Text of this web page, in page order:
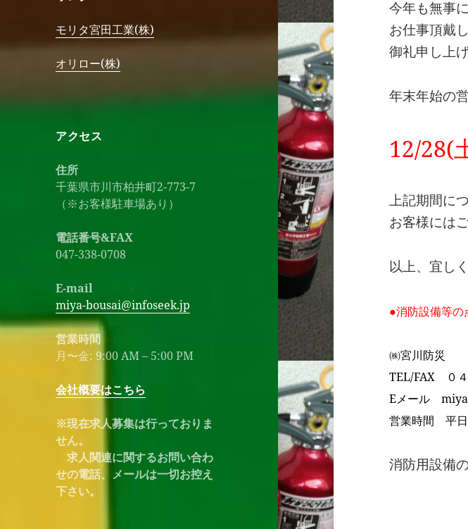
モリタ宮田工業(株)
オリロー(株)
アクセス
住所
千葉県市川市柏井町2-773-7
（※お客様駐車場あり）
電話番号&FAX
047-338-0708
E-mail
miya-bousai@infoseek.jp
営業時間
月〜金: 9:00 AM – 5:00 PM
会社概要はこちら
※現在求人募集は行っておりま
せん。
求人関連に関するお問い合わ
せの電話、メールは一切お控え
下さい。
今年も無事
お仕事頂戴
御礼申し上
年末年始の
12/28(
上記期間に
お客様には
以上、宜し
●消防設備等
㈱宮川防災
TEL/FAX ０４
Eメール
営業時間 平
消防用設備